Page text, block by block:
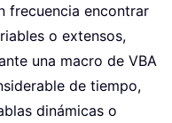
frecuencia encontrar
o extensos,
una macro de VBA
de tiempo,
dinámicas o